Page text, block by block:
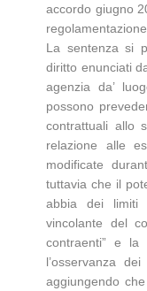
accordo giugno
La sentenza si
diritto enunciati
agenzia da’
possono
contrattuali allo
relazione alle
modificate
tuttavia che il
abbia dei
vincolante del
contraenti” e la
l’osservanza
aggiungendo